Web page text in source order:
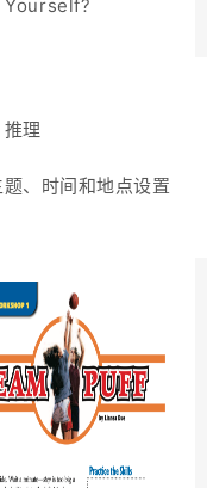
理
、时间和地点设置